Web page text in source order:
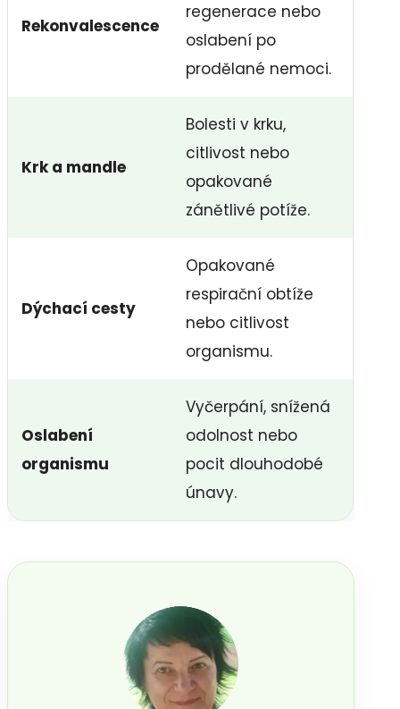
Rekonvalescence
regenerace nebo
oslabení po
prodělané nemoci.
Krk a mandle
Bolesti v krku,
citlivost nebo
opakované
zánětlivé potíže.
Dýchací cesty
Opakované
respirační obtíže
nebo citlivost
organismu.
Oslabení
organismu
Vyčerpání, snížená
odolnost nebo
pocit dlouhodobé
únavy.